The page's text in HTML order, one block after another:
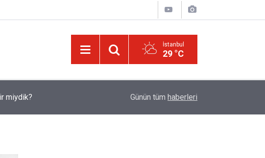
İstanbul
29 °C
Risale-i Nur'u kendine oku kendine, başkasına
Günün tüm haberleri